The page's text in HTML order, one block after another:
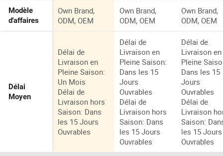
Modèle
d'affaires
Own Brand,
ODM, OEM
Own Brand,
ODM, OEM
Own Brand,
ODM, OEM
Délai
Moyen
Délai de
Livraison en
Pleine Saison:
Un Mois
Délai de
Livraison hors
Saison: Dans
les 15 Jours
Ouvrables
Délai de
Livraison en
Pleine Saison:
Dans les 15
Jours
Ouvrables
Délai de
Livraison hors
Saison: Dans
les 15 Jours
Ouvrables
Délai de
Livraison en
Pleine
Dans les 15
Jours
Ouvrables
Délai de
Livraison
Saison:
les 15 Jours
Ouvrables